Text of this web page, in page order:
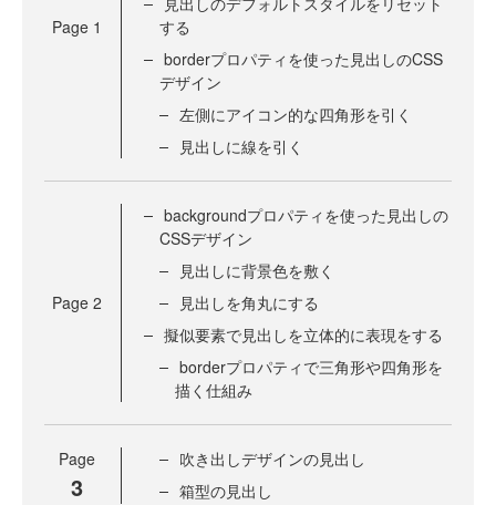
Page 1
する
borderプロパティを使った見出しのCSS
デザイン
左側にアイコン的な四角形を引く
見出しに線を引く
Page 2
backgroundプロパティを使った見出しの
CSSデザイン
見出しに背景色を敷く
見出しを角丸にする
擬似要素で見出しを立体的に表現をする
borderプロパティで三角形や四角形を
描く仕組み
Page
3
吹き出しデザインの見出し
箱型の見出し